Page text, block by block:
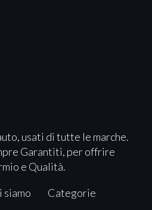
usati di tutte le marche.
Garantiti, per offrire
e Qualità.
siamo
Categorie